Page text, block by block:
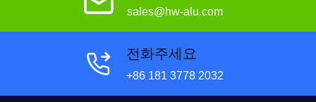
sales@hw-alu.com
전화주세요
+86 181 3778 2032